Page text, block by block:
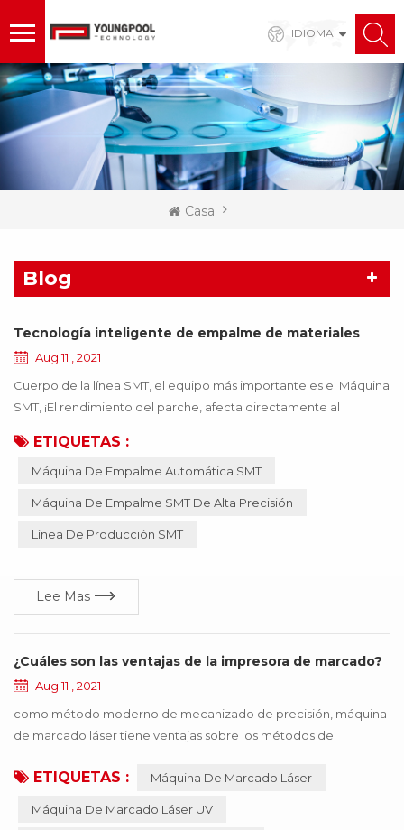
IDIOMA
Casa
Blog
Tecnología inteligente de empalme de materiales
Aug 11 , 2021
Cuerpo de la línea SMT, el equipo más importante es el Máquina
SMT, ¡El rendimiento del parche, afecta directamente al
material inexacto, provocan que la máquina SMT funcione de
manera anormal, todo el producto dejará de funcionar, lo que
evitar mediante la actualización de la ...
ETIQUETAS :
Máquina De Empalme Automática SMT
Máquina De Empalme SMT De Alta Precisión
Línea De Producción SMT
Lee Mas
¿Cuáles son las ventajas de la impresora de marcado?
Aug 11 , 2021
como método moderno de mecanizado de precisión, máquina
de marcado láser tiene ventajas sobre los métodos de
mecánico y la electroerosión. el equipo no requiere
especialmente adecuado para precisión, profundidad,
ETIQUETAS : Máquina De Marcado Láser
Máquina De Marcado Láser UV